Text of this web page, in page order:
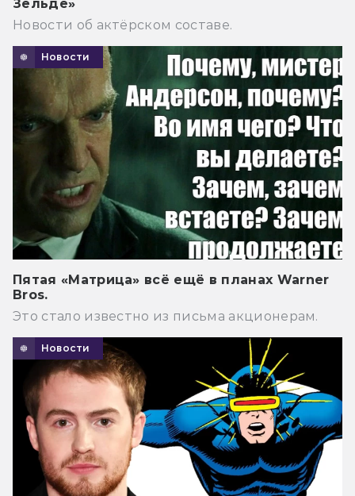
Зельде»
Новости об актёрском составе.
Новости
Пятая «Матрица» всё ещё в планах Warner
Bros.
Это стало известно из письма акционерам.
Новости